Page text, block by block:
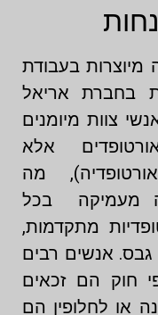
מיוצרות בעבודת
בחברת אריאל
צוות מיומנים
אלא
מה
מעמיקה בכל
מתקדמות,
אנשים רבים
חוק הם זכאים
או לחלופין הם